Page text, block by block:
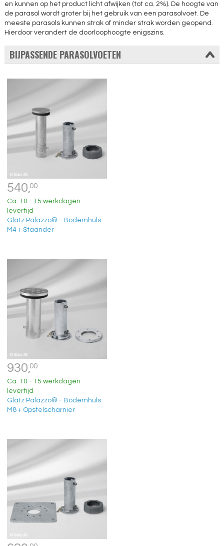
en kunnen op het product licht afwijken (tot ca. 2%). De hoogte van
de parasol wordt groter bij het gebruik van een parasolvoet. De
meeste parasols kunnen strak of minder strak worden geopend.
Hierdoor verandert de doorloophoogte enigszins.
BIJPASSENDE PARASOLVOETEN
540,00
Ca. 10 - 15 werkdagen
levertijd
Glatz Palazzo® - Bodemhuls
M4 + Staander
930,00
Ca. 10 - 15 werkdagen
levertijd
Glatz Palazzo® - Bodemhuls
M8 + Opstelscharnier